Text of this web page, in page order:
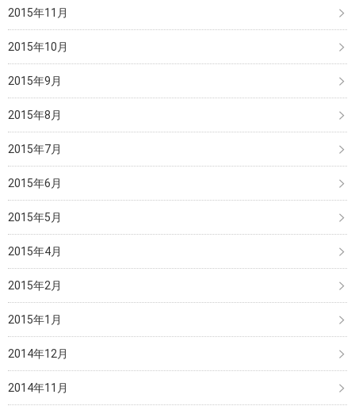
2015年11月
2015年10月
2015年9月
2015年8月
2015年7月
2015年6月
2015年5月
2015年4月
2015年2月
2015年1月
2014年12月
2014年11月